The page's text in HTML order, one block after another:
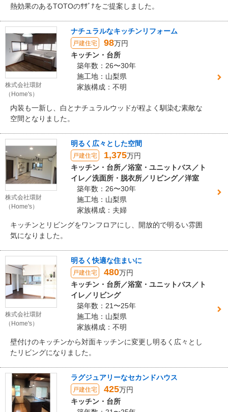
熱効果のあるTOTOのｻｻﾞﾅをご提案しました。
株式会社環財
（Home's）
ナチュラルなキッチンリフォーム
戸建住宅 98万円
キッチン・台所
築年数：26〜30年
施工地：山梨県
家族構成：不明
内装も一新し、白とナチュラルウッドが程よく馴染む素敵な
空間となりました。
株式会社環財
（Home's）
明るく広々とした空間
戸建住宅 1,375万円
キッチン・台所／浴室・ユニットバス／ト
イレ／洗面所・脱衣所／リビング／洋室
築年数：26〜30年
施工地：山梨県
家族構成：夫婦
キッチンとリビングをワンフロアにし、開放的で明るい雰囲
気になりました。
株式会社環財
（Home's）
明るく快適な住まいに
戸建住宅 480万円
キッチン・台所／浴室・ユニットバス／ト
イレ／リビング
築年数：21〜25年
施工地：山梨県
家族構成：不明
壁付けのキッチンから対面キッチンに変更し明るく広々とし
たリビングになりました。
ラグジュアリーなセカンドハウス
戸建住宅 425万円
キッチン・台所